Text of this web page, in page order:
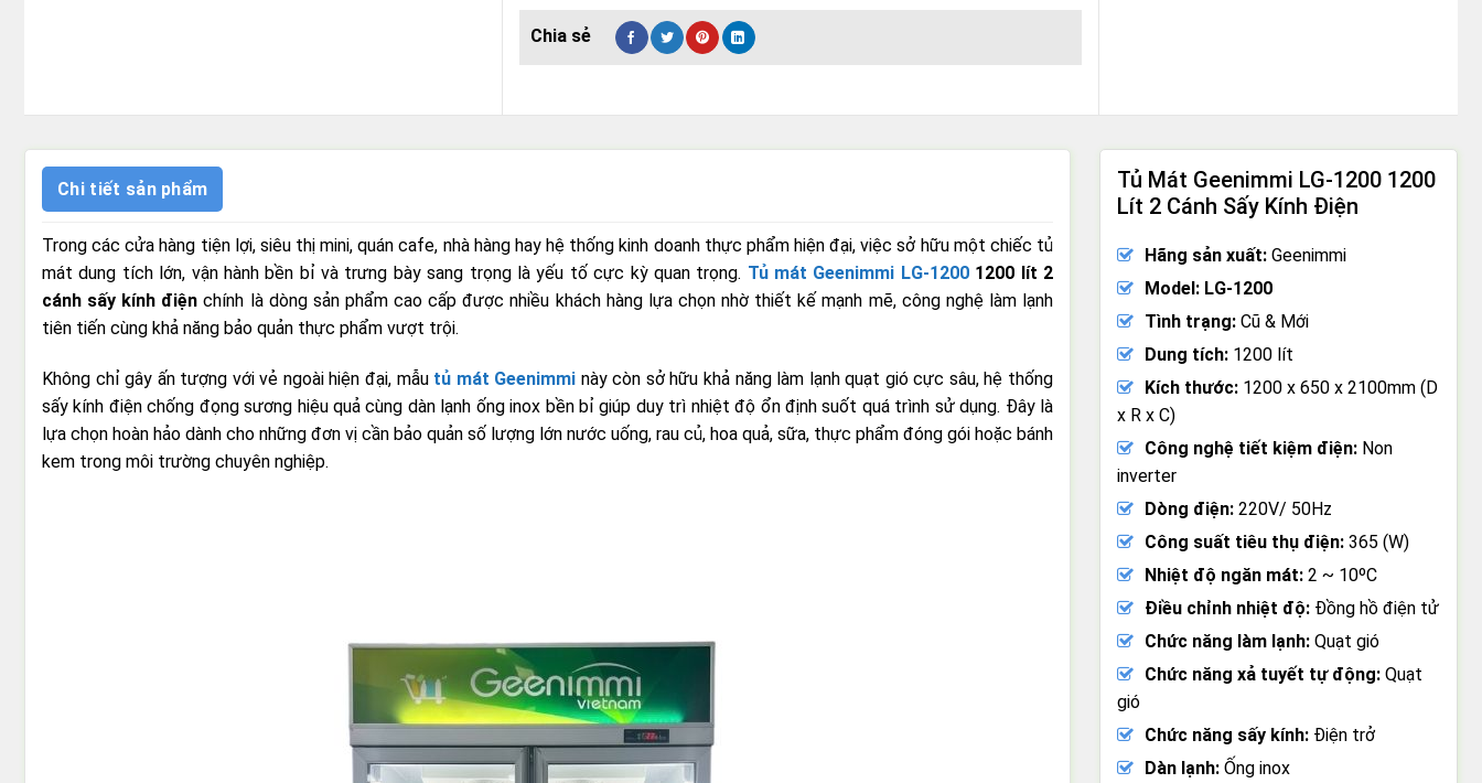
Chi tiết sản phẩm
Trong các cửa hàng tiện lợi, siêu thị mini, quán cafe, nhà hàng hay hệ thống kinh doanh thực phẩm hiện đại, việc sở hữu một chiếc tủ
mát dung tích lớn, vận hành bền bỉ và trưng bày sang trọng là yếu tố cực kỳ quan trọng. Tủ mát Geenimmi LG-12001200 lít 2
cánh sấy kính điện chính là dòng sản phẩm cao cấp được nhiều khách hàng lựa chọn nhờ thiết kế mạnh mẽ, công nghệ làm lạnh
tiên tiến cùng khả năng bảo quản thực phẩm vượt trội.
Không chỉ gây ấn tượng với vẻ ngoài hiện đại, mẫu tủ mát Geenimmi này còn sở hữu khả năng làm lạnh quạt gió cực sâu, hệ thống
sấy kính điện chống đọng sương hiệu quả cùng dàn lạnh ống inox bền bỉ giúp duy trì nhiệt độ ổn định suốt quá trình sử dụng. Đây là
lựa chọn hoàn hảo dành cho những đơn vị cần bảo quản số lượng lớn nước uống, rau củ, hoa quả, sữa, thực phẩm đóng gói hoặc bánh
kem trong môi trường chuyên nghiệp.
Tủ Mát Geenimmi LG-1200 1200
Lít 2 Cánh Sấy Kính Điện
Hãng sản xuất: Geenimmi
Model: LG-1200
Tình trạng: Cũ & Mới
Dung tích: 1200 lít
Kích thước: 1200 x 650 x 2100mm (D
x R x C)
Công nghệ tiết kiệm điện: Non
inverter
Dòng điện: 220V/ 50Hz
Công suất tiêu thụ điện: 365 (W)
Nhiệt độ ngăn mát: 2 ~ 10ºC
Điều chỉnh nhiệt độ: Đồng hồ điện tử
Chức năng làm lạnh: Quạt gió
Chức năng xả tuyết tự động: Quạt
gió
Chức năng sấy kính: Điện trở
Dàn lạnh: Ống inox